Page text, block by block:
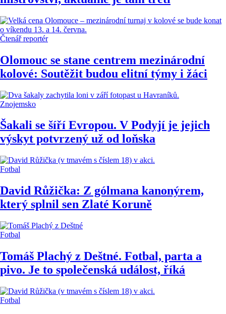
Čtenář reportér
Olomouc se stane centrem mezinárodní
kolové: Soutěžit budou elitní týmy i žáci
Znojemsko
Šakali se šíří Evropou. V Podyjí je jejich
výskyt potvrzený už od loňska
Fotbal
David Růžička: Z gólmana kanonýrem,
který splnil sen Zlaté Koruně
Fotbal
Tomáš Plachý z Deštné. Fotbal, parta a
pivo. Je to společenská událost, říká
Fotbal